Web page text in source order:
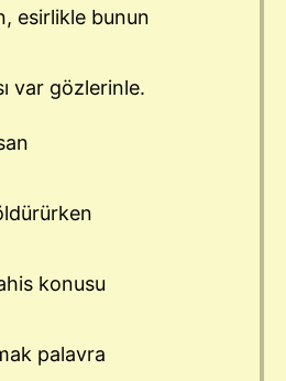
esirlikle bunun
var gözlerinle.
konusu
palavra